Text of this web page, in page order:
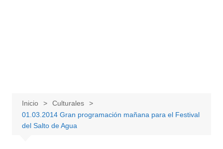
Inicio
Culturales
01.03.2014 Gran programación mañana para el Festival
del Salto de Agua